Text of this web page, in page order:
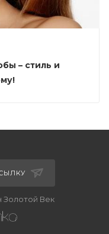
– стиль и
Золотой Век